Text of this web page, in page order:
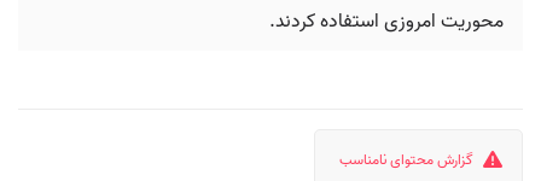
محوریت امروزی استفاده کردند.
گزارش محتوای نامناسب